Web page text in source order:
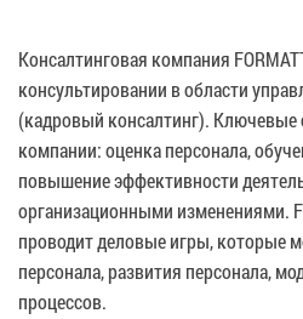
Консалтинговая компания
консультировании в области
(кадровый консалтинг). Ключевые
компании: оценка персонала,
повышение эффективности
организационными изменениями.
проводит деловые игры, которые
персонала, развития персонала,
процессов.